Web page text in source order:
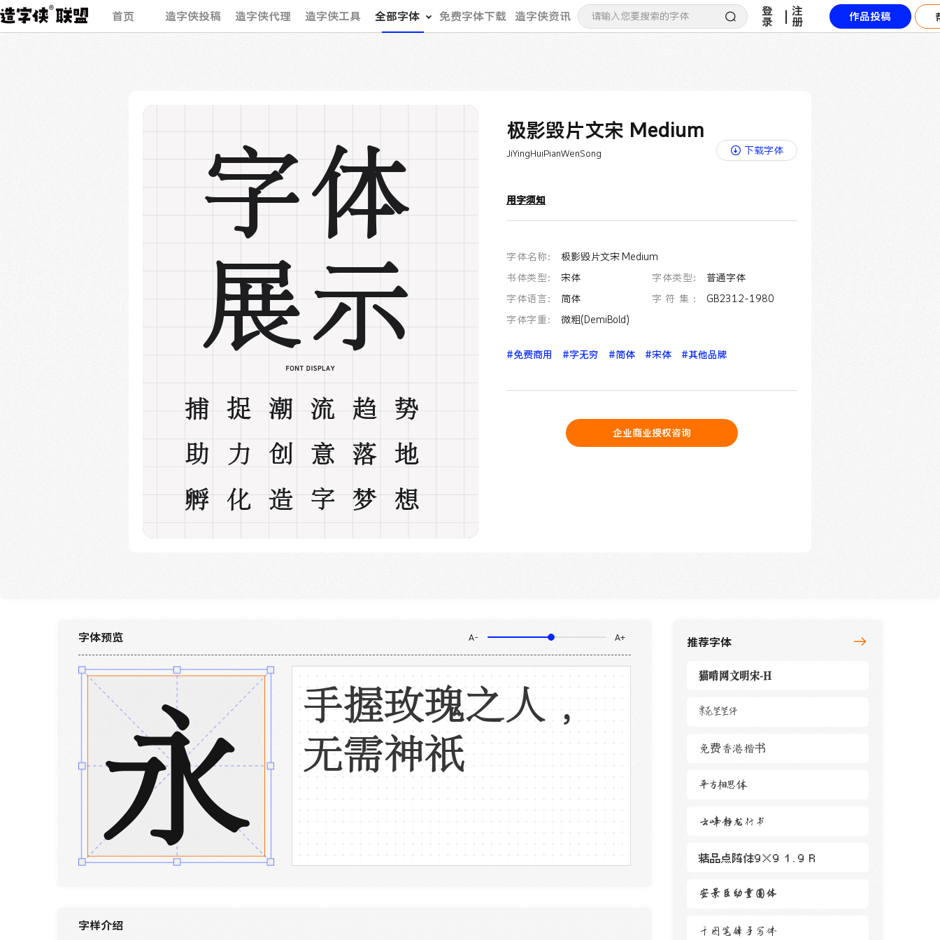
首页 造字侠投稿 造字侠代理 造字侠工具 全部字体 免费字体下载 造字侠资讯
登
录
注
册
作品投稿
字体
展示
捕捉潮流趋势
助力创意落地
孵化造字梦想
极影毁片文宋 Medium
JiYingHuiPianWenSong
用字须知
字体名称：
极影毁片文宋 Medium
书体类型：
宋体 字体类型：
普通字体
字体语言：
简体 字符集：
GB2312-1980
字体字重：
微粗(DemiBold)
#免费商用 #字无穷 #简体 #宋体 #其他品牌
企业商业授权咨询
下载字体
字体预览 A- A+
永
手握玫瑰之人，
无需神祇
字样介绍
推荐字体
猫啃网文明宋-H
栗壳坚坚体
免费香港楷书
平方相思体
云峰静龙行书
精品点阵体9×9 1.9 R
安景臣幼童圆体
千图笔锋手写体